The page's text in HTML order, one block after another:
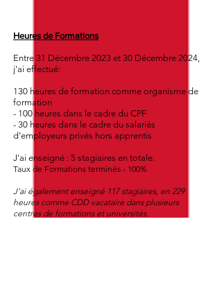
Heures de Formations
Entre 31 Décembre 2023 et 30 Décembre 2024,
j'ai effectué:
130 heures de formation comme organisme de
formation
- 100 heures dans le cadre du CPF
- 30 heures dans le cadre du salariés
d’employeurs privés hors apprentis
J'ai enseigné : 5 stagiaires en totale.
Taux de Formations terminés - 100%
J'ai également enseigné 117 stagiaires, en 229
heures comme CDD vacataire dans plusieurs
centres de formations et universités.